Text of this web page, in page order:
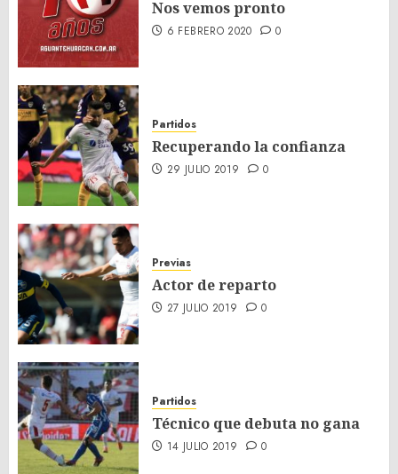
Nos vemos pronto
6 FEBRERO 2020 0
Partidos
Recuperando la confianza
29 JULIO 2019 0
Previas
Actor de reparto
27 JULIO 2019 0
Partidos
Técnico que debuta no gana
14 JULIO 2019 0